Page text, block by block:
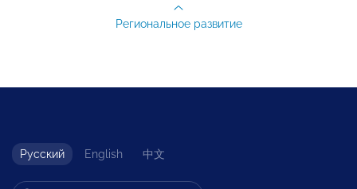
Региональное развитие
Русский English 中文